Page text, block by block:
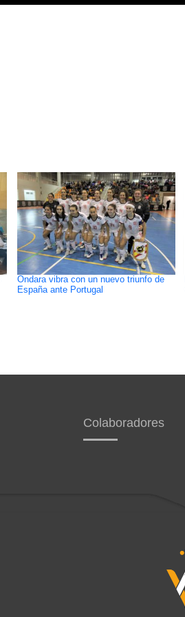
Ondara vibra con un nuevo triunfo de
España ante Portugal
Colaboradores